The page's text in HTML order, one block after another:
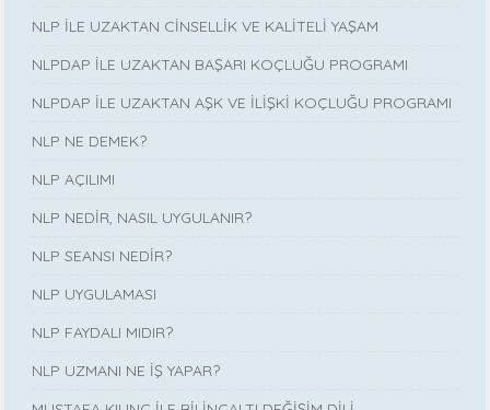
NLP İLE UZAKTAN CİNSELLİK VE KALİTELİ YAŞAM
NLPDAP İLE UZAKTAN BAŞARI KOÇLUĞU PROGRAMI
NLPDAP İLE UZAKTAN AŞK VE İLİŞKİ KOÇLUĞU PROGRAMI
NLP NE DEMEK?
NLP AÇILIMI
NLP NEDİR, NASIL UYGULANIR?
NLP SEANSI NEDİR?
NLP UYGULAMASI
NLP FAYDALI MIDIR?
NLP UZMANI NE İŞ YAPAR?